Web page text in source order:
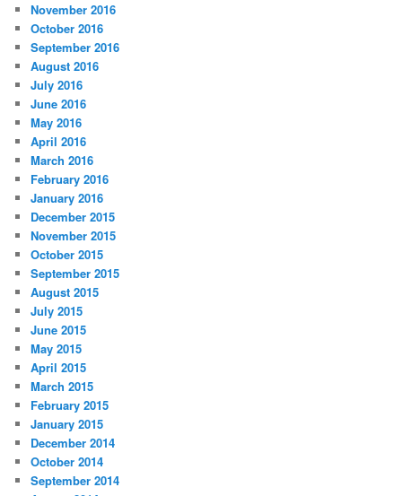
November 2016
October 2016
September 2016
August 2016
July 2016
June 2016
May 2016
April 2016
March 2016
February 2016
January 2016
December 2015
November 2015
October 2015
September 2015
August 2015
July 2015
June 2015
May 2015
April 2015
March 2015
February 2015
January 2015
December 2014
October 2014
September 2014